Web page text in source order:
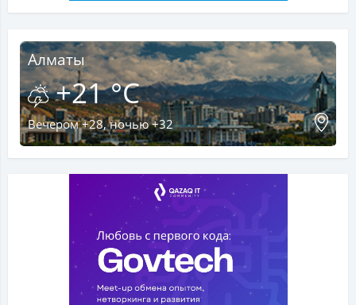
Алматы
+21 °C
Вечером +28, ночью +32